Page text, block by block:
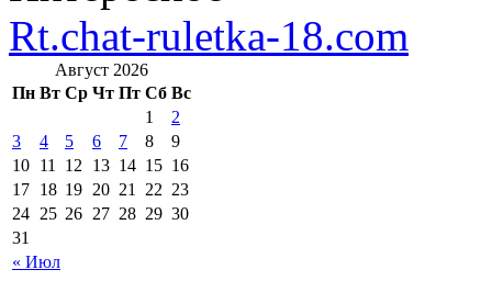
Rt.chat-ruletka-18.com
Август 2026
Пн Вт Ср Чт Пт Сб Вс
« Июл
1
2
3
4 5 6 7 8
9
10 11 12 13 14 15 16
17 18 19 20 21 22 23
24 25 26 27 28 29 30
31